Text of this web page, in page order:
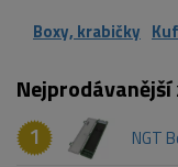
Boxy, krabičky
Nejprodávanější
1
NGT